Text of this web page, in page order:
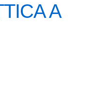
A